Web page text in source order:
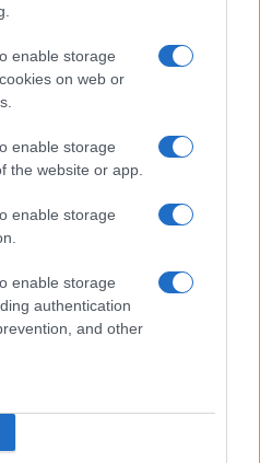
enable storage
on web or
enable storage
the website or app.
enable storage
enable storage
authentication
and other